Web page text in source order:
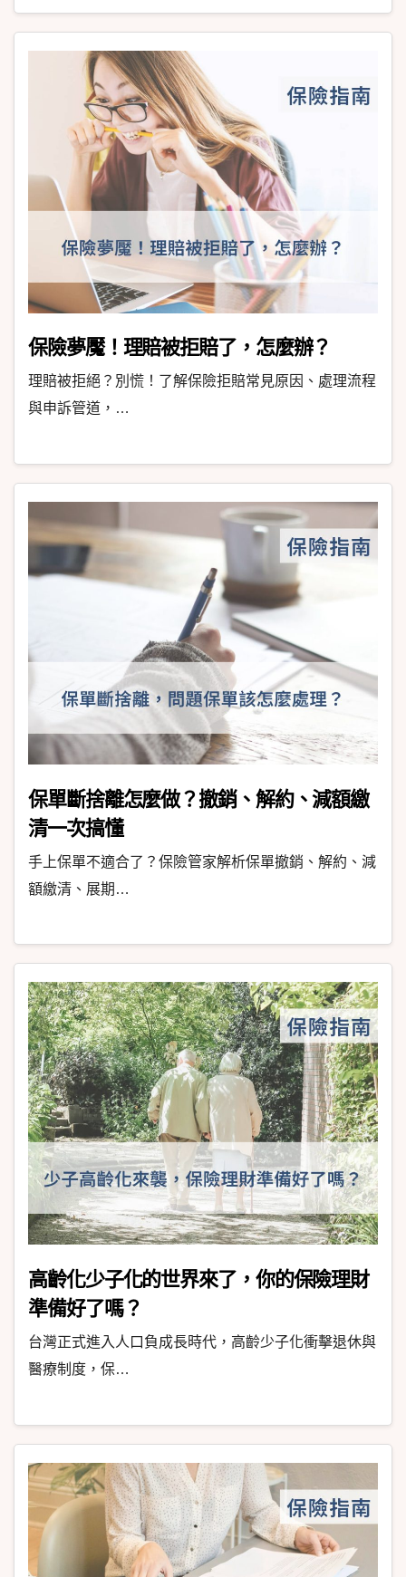
保險夢魘！理賠被拒賠了，怎麼辦？
理賠被拒絕？別慌！了解保險拒賠常見原因、處理流程
與申訴管道，…
保單斷捨離怎麼做？撤銷、解約、減額繳
清一次搞懂
手上保單不適合了？保險管家解析保單撤銷、解約、減
額繳清、展期…
高齡化少子化的世界來了，你的保險理財
準備好了嗎？
台灣正式進入人口負成長時代，高齡少子化衝擊退休與
醫療制度，保…